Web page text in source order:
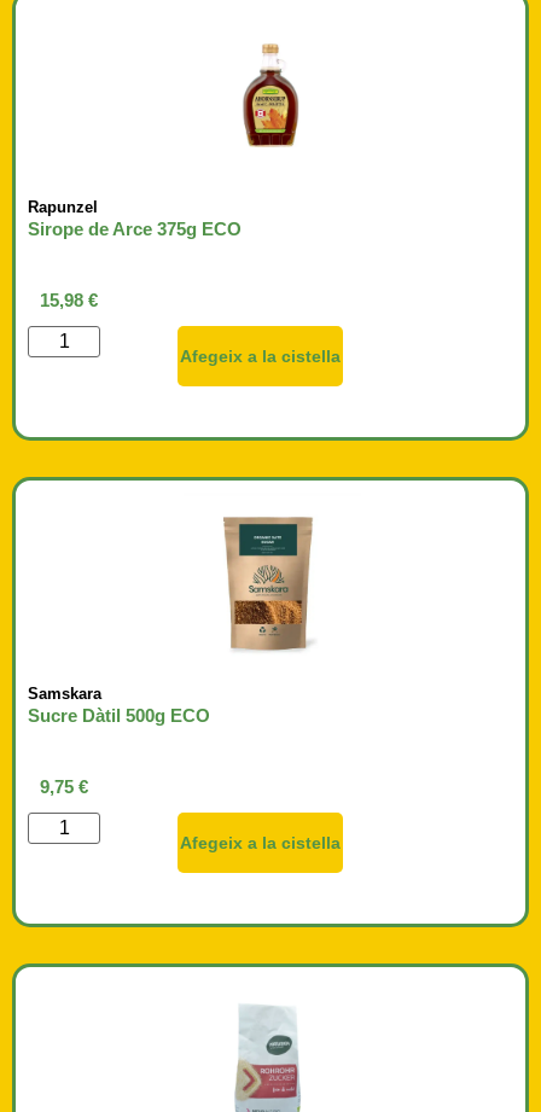
Rapunzel
Sirope de Arce 375g ECO
15,98 €
Afegeix a la cistella
Samskara
Sucre Dàtil 500g ECO
9,75 €
Afegeix a la cistella